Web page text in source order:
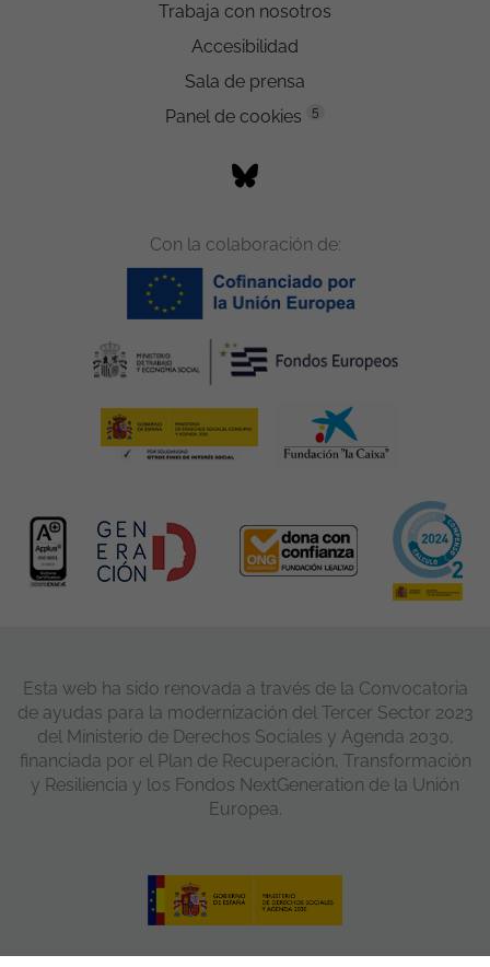
Trabaja con nosotros
Accesibilidad
Sala de prensa
Panel de cookies
5
Con la colaboración de:
Esta web ha sido renovada a través de la Convocatoria
de ayudas para la modernización del Tercer Sector 2023
del Ministerio de Derechos Sociales y Agenda 2030,
financiada por el Plan de Recuperación, Transformación
y Resiliencia y los Fondos NextGeneration de la Unión
Europea.